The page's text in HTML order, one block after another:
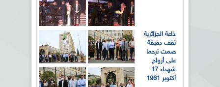
الإذاعة الجزائرية
تقف دقيقة
صمت ترحما
على أرواح
شهداء 17
أكتوبر 1961